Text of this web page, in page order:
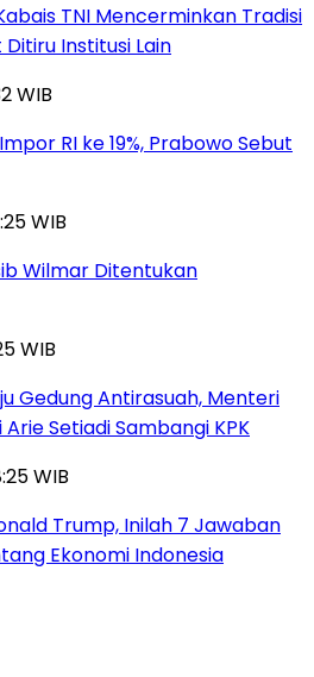
TNI Mencerminkan Tradisi
Institusi Lain
WIB
RI ke 19%, Prabowo Sebut
WIB
Wilmar Ditentukan
WIB
Gedung Antirasuah, Menteri
Setiadi Sambangi KPK
WIB
Trump, Inilah 7 Jawaban
Ekonomi Indonesia